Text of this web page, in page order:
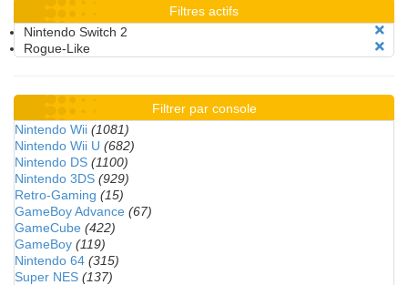
Filtres actifs
Nintendo Switch 2
Rogue-Like
Filtrer par console
Nintendo Wii (1081)
Nintendo Wii U (682)
Nintendo DS (1100)
Nintendo 3DS (929)
Retro-Gaming (15)
GameBoy Advance (67)
GameCube (422)
GameBoy (119)
Nintendo 64 (315)
Super NES (137)